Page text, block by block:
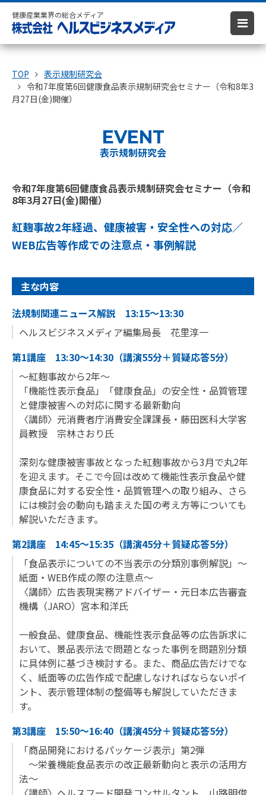
健康産業業界の総合メディア
TOP
表示規制研究会
令和7年度第6回健康食品表示規制研究会セミナー（令和8年3
月27日(金)開催）
EVENT
表示規制研究会
令和7年度第6回健康食品表示規制研究会セミナー（令和
8年3月27日(金)開催）
紅麹事故2年経過、健康被害・安全性への対応／
WEB広告等作成での注意点・事例解説
主な内容
法規制関連ニュース解説 13:15～13:30
ヘルスビジネスメディア編集局長 花里淳一
第1講座 13:30～14:30（講演55分＋質疑応答5分）
～紅麹事故から2年～
「機能性表示食品」「健康食品」の安全性・品質管理
と健康被害への対応に関する最新動向
〈講師〉元消費者庁消費安全課課長・藤田医科大学客
員教授 宗林さおり氏
深刻な健康被害事故となった紅麹事故から3月で丸2年
を迎えます。そこで今回は改めて機能性表示食品や健
康食品に対する安全性・品質管理への取り組み、さら
には検討会の動向も踏まえた国の考え方等についても
解説いただきます。
第2講座 14:45～15:35（講演45分＋質疑応答5分）
「食品表示についての不当表示の分類別事例解説」～
紙面・WEB作成の際の注意点～
〈講師〉広告表現実務アドバイザー・元日本広告審査
機構（JARO）宮本和洋氏
一般食品、健康食品、機能性表示食品等の広告訴求に
おいて、景品表示法で問題となった事例を問題別分類
に具体例に基づき検討する。また、商品広告だけでな
く、紙面等の広告作成で配慮しなければならないポイ
ント、表示管理体制の整備等も解説していただきま
す。
第3講座 15:50～16:40（講演45分＋質疑応答5分）
「商品開発におけるパッケージ表示」第2弾
～栄養機能食品表示の改正最新動向と表示の活用方
法～